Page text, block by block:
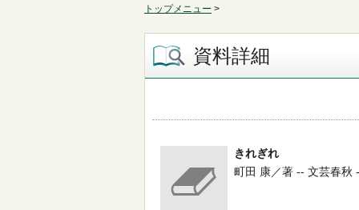
トップメニュー >
資料詳細
きれぎれ
町田 康／著 -- 文芸春秋